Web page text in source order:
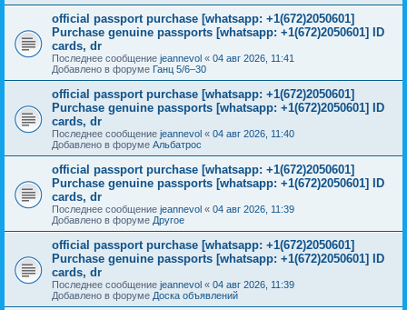
official passport purchase [whatsapp: +1(672)2050601]
Purchase genuine passports [whatsapp: +1(672)2050601] ID
cards, dr
Последнее сообщение jeannevol « 04 авг 2026, 11:41
Добавлено в форуме Ганц 5/6–30
official passport purchase [whatsapp: +1(672)2050601]
Purchase genuine passports [whatsapp: +1(672)2050601] ID
cards, dr
Последнее сообщение jeannevol « 04 авг 2026, 11:40
Добавлено в форуме Альбатрос
official passport purchase [whatsapp: +1(672)2050601]
Purchase genuine passports [whatsapp: +1(672)2050601] ID
cards, dr
Последнее сообщение jeannevol « 04 авг 2026, 11:39
Добавлено в форуме Другое
official passport purchase [whatsapp: +1(672)2050601]
Purchase genuine passports [whatsapp: +1(672)2050601] ID
cards, dr
Последнее сообщение jeannevol « 04 авг 2026, 11:39
Добавлено в форуме Доска объявлений